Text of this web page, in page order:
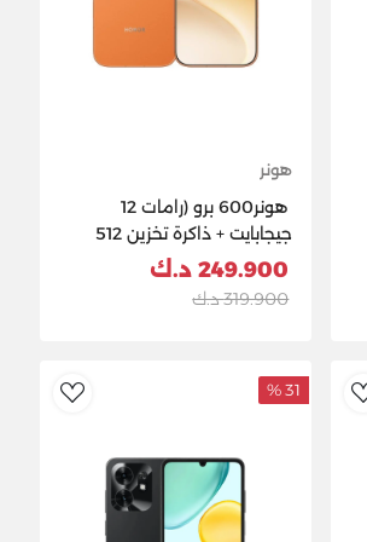
هونر
هونر600 برو (رامات 12
جيجابايت + ذاكرة تخزين 512
جيجابايت) 5G- برتقالي
249.900 د.ك
319.900 د.ك
AddToWishlist
31 %